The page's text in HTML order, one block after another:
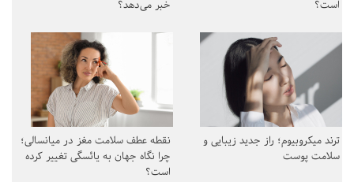
است؟
خبر می‌دهد؟
ترند میکروبیوم؛ راز جدید زیبایی و
سلامت پوست
نقطه عطف سلامت مغز در میانسالی؛
چرا نگاه جهان به یائسگی تغییر کرده
است؟